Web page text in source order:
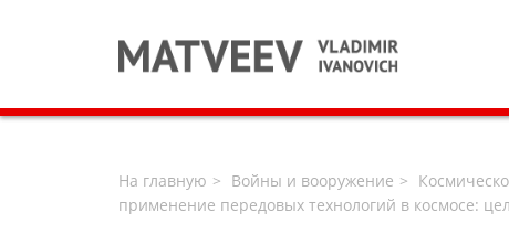
На главную Войны и вооружение
применение передовых технологий в космосе: